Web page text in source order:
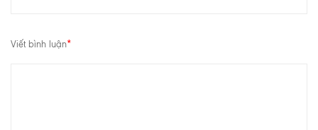
Viết bình luận*